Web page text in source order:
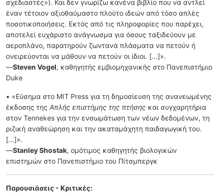
σχεδιαστές»). Και δεν γνωρίζω κανένα βιβλίο που να αντλεί
έναν τέτοιον αξιοθαύμαστο πλούτο ιδεών από τόσο απλές
ποσοτικοποιήσεις. Εκτός από τις πληροφορίες που παρέχει,
αποτελεί ευχάριστο ανάγνωσμα για όσους ταξιδεύουν με
αεροπλάνο, παρατηρούν ζωντανά πλάσματα να πετούν ή
ονειρεύονται να μάθουν να πετούν οι ίδιοι. [...]».
—Steven Vogel, καθηγητής εμβιομηχανικής στο Πανεπιστήμιο
Duke
• «Εύσημα στο MIT Press για τη δημοσίευση της ανανεωμένης
έκδοσης της Απλής επιστήμης της πτήσης και συγχαρητήρια
στον Tennekes για την ενσωμάτωση των νέων δεδομένων, τη
ριζική αναθεώρηση και την ακαταμάχητη παιδαγωγική του.
[...]».
—Stanley Shostak, ομότιμος καθηγητής βιολογικών
επιστημών στο Πανεπιστήμιο του Πίτσμπεργκ
Παρουσιάσεις - Κριτικές: